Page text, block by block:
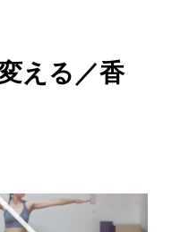
える／香